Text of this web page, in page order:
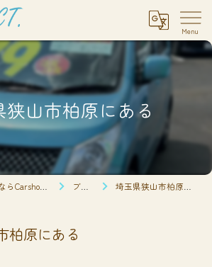
狭山市柏原にある
ブログ 埼玉県狭山市柏原にある
柏原にある